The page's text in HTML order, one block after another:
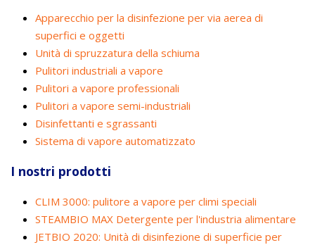
Apparecchio per la disinfezione per via aerea di
superfici e oggetti
Unità di spruzzatura della schiuma
Pulitori industriali a vapore
Pulitori a vapore professionali
Pulitori a vapore semi-industriali
Disinfettanti e sgrassanti
Sistema di vapore automatizzato
I nostri prodotti
CLIM 3000: pulitore a vapore per climi speciali
STEAMBIO MAX Detergente per l'industria alimentare
JETBIO 2020: Unità di disinfezione di superficie per